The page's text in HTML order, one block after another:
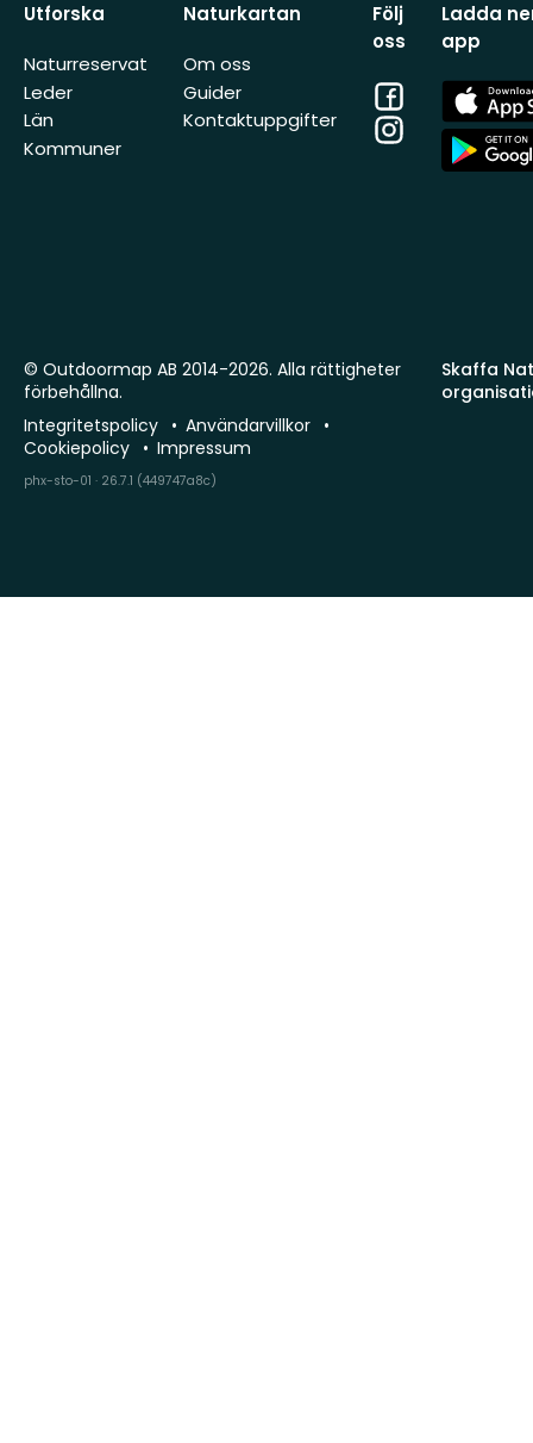
Utforska
Naturreservat
Leder
Län
Kommuner
Naturkartan
Om oss
Guider
Kontaktuppgifter
Följ
oss
Facebook
Instagram
Ladda
app
App
Store
App
Store
Skaffa
© Outdoormap AB 2014-2026. Alla rättigheter
förbehållna.
Integritetspolicy
Användarvillkor
Cookiepolicy
Impressum
phx-sto-01 · 26.7.1 (449747a8c)